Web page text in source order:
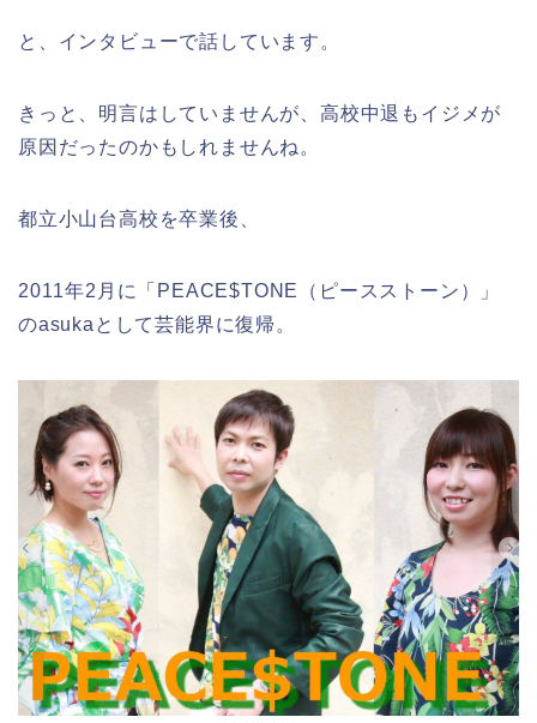
と、インタビューで話しています。
きっと、明言はしていませんが、高校中退もイジメが
原因だったのかもしれませんね。
都立小山台高校を卒業後、
2011年2月に「PEACE$TONE（ピースストーン）」
のasukaとして芸能界に復帰。